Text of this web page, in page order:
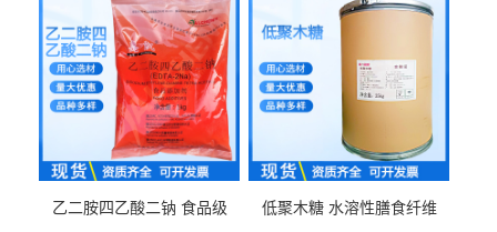
乙二胺四乙酸二钠 食品级
低聚木糖 水溶性膳食纤维